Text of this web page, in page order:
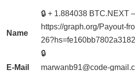
Name
🔒 + 1.884038 BTC.NEXT –
https://graph.org/Payout-
🔒
E-Mail
marwanb91@code-